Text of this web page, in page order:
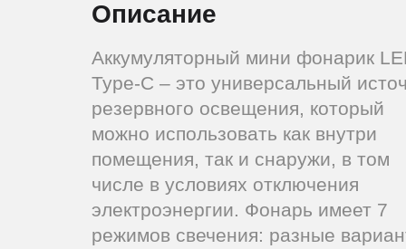
Описание
Аккумуляторный мини фонарик
Type-C – это универсальный
резервного освещения, который
можно использовать как внутри
помещения, так и снаружи, в том
числе в условиях отключения
электроэнергии. Фонарь имеет 7
режимов свечения: разные